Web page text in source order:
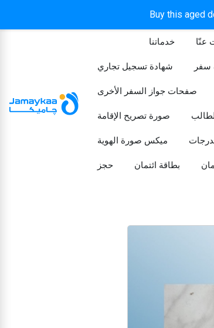
Buy this aged
خدماتنا عنّا
شهادة تسجيل تجاري سفر
صفحات جواز السفر الأخرى
صورة تصريح الإقامة
ميكس صورة الهوية
حجز بطاقة ائتمان